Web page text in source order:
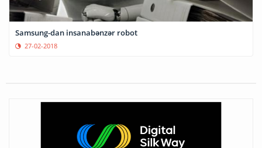
Samsung-dan insanabənzər robot
27-02-2018